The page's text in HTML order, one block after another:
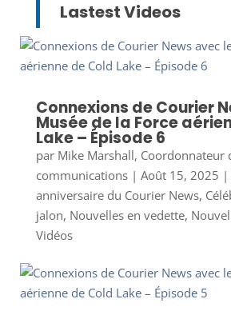
Lastest Videos
Connexions de Courier
Musée de la Force
Lake – Épisode 6
par Mike Marshall, Coordonnateur
communications| Août 15, 2025 |
anniversaire du Courier News,
jalon, Nouvelles en vedette,
Vidéos